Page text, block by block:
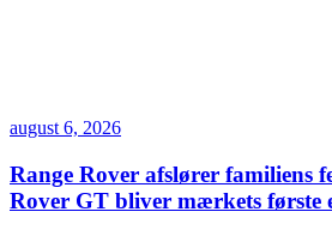
august 6, 2026
Range Rover afslører familiens
Rover GT bliver mærkets første